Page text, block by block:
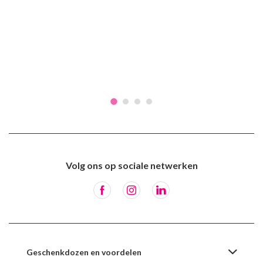
Volg ons op sociale netwerken
Geschenkdozen en voordelen